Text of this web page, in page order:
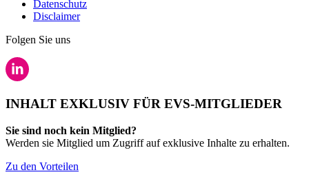
Datenschutz
Disclaimer
Folgen Sie uns
INHALT EXKLUSIV FÜR EVS-MITGLIEDER
Sie sind noch kein Mitglied?
Werden sie Mitglied um Zugriff auf exklusive Inhalte zu erhalten.
Zu den Vorteilen